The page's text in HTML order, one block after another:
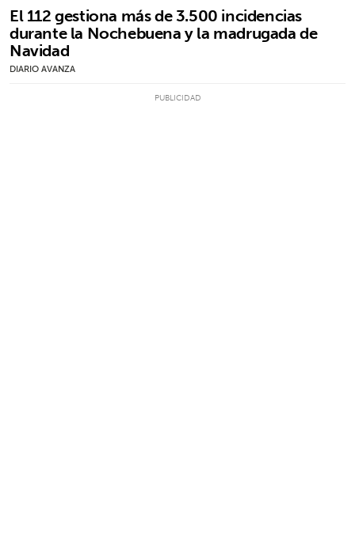
El 112 gestiona más de 3.500 incidencias
durante la Nochebuena y la madrugada de
Navidad
DIARIO AVANZA